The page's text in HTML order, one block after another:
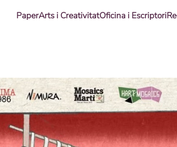
PaperArts i CreativitatOficina i Escriptori